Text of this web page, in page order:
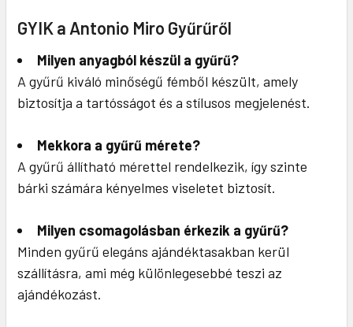
GYIK a Antonio Miro Gyűrűről
Milyen anyagból készül a gyűrű?
A gyűrű kiváló minőségű fémből készült, amely
biztosítja a tartósságot és a stílusos megjelenést.
Mekkora a gyűrű mérete?
A gyűrű állítható mérettel rendelkezik, így szinte
bárki számára kényelmes viseletet biztosít.
Milyen csomagolásban érkezik a gyűrű?
Minden gyűrű elegáns ajándéktasakban kerül
szállításra, ami még különlegesebbé teszi az
ajándékozást.